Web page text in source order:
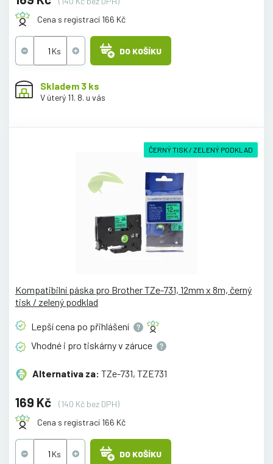
Cena s registrací 166 Kč
DO KOŠÍKU
Skladem 3 ks
V úterý 11. 8. u vás
ČERNÝ TISK / ZELENÝ PODKLAD
Kompatibilní páska pro Brother TZe-731, 12mm x 8m, černý
tisk / zelený podklad
Lepší cena po přihlášení
Vhodné i pro tiskárny v záruce
Alternativa za: TZe-731, TZE731
169 Kč
(140 Kč bez DPH)
Cena s registrací 166 Kč
DO KOŠÍKU